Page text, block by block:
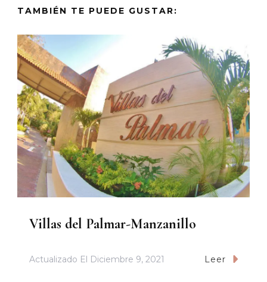
TAMBIÉN TE PUEDE GUSTAR:
Villas del Palmar-Manzanillo
Actualizado El Diciembre 9, 2021 Leer